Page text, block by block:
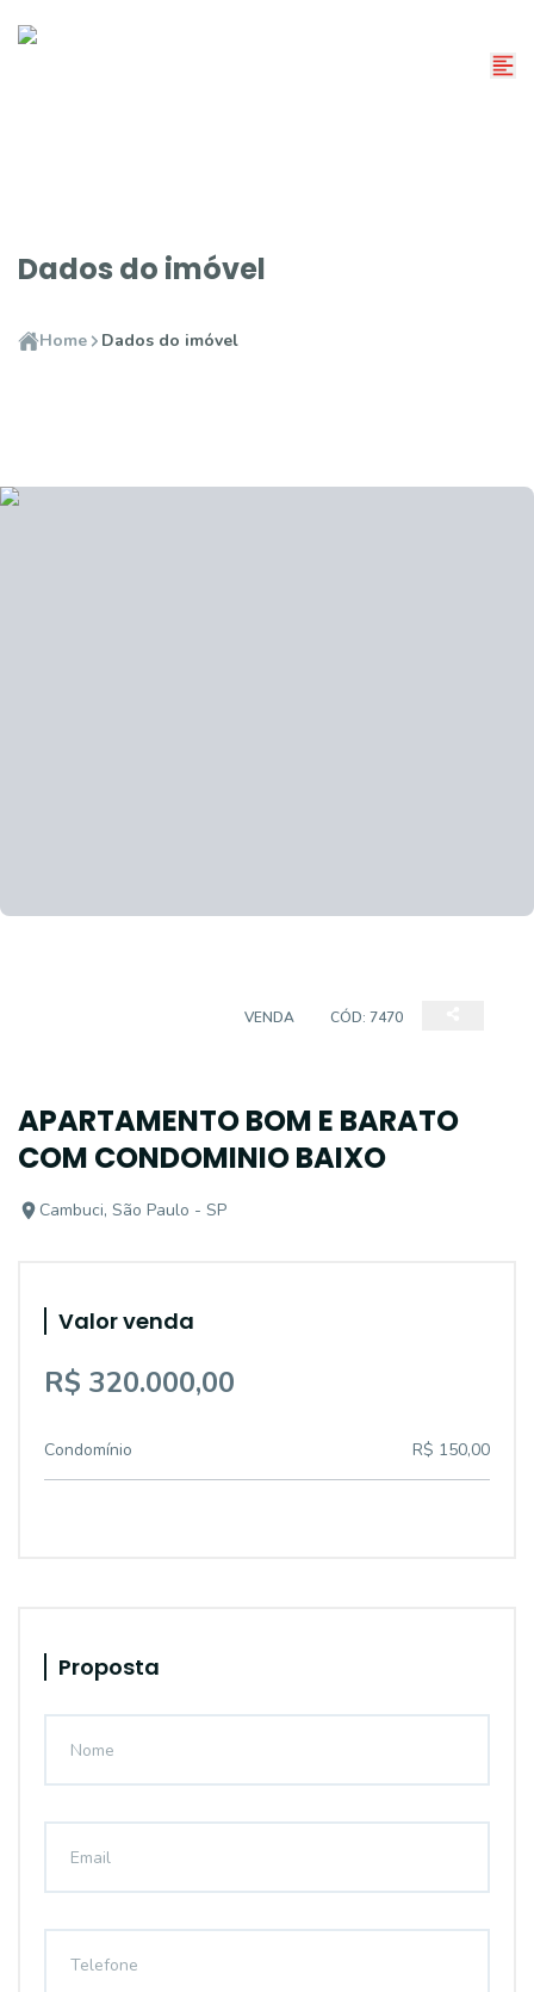
Dados do imóvel
Home Dados do imóvel
VENDA CÓD: 7470
APARTAMENTO BOM E BARATO
COM CONDOMINIO BAIXO
Cambuci, São Paulo - SP
Valor venda
R$ 320.000,00
Condomínio R$ 150,00
Proposta